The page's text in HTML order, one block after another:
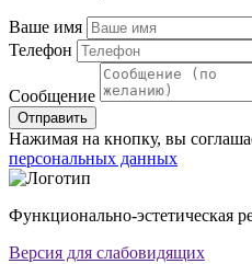
Ваше имя
Телефон
Сообщение
Отправить
Нажимая на кнопку, вы
персональных данных
Функционально-эстетическая
Версия для слабовидящих